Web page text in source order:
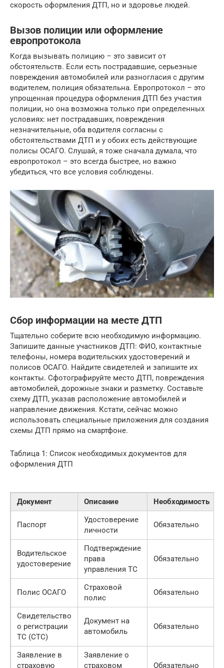
скорость оформления ДТП, но и здоровье людей.
Вызов полиции или оформление
европротокола
Когда вызывать полицию – это зависит от
обстоятельств. Если есть пострадавшие, серьезные
повреждения автомобилей или разногласия с другим
водителем, полиция обязательна. Европротокол – это
упрощенная процедура оформления ДТП без участия
полиции, но она возможна только при определенных
условиях: нет пострадавших, повреждения
незначительные, оба водителя согласны с
обстоятельствами ДТП и у обоих есть действующие
полисы ОСАГО. Слушай, я тоже сначала думала, что
европротокол – это всегда быстрее, но важно
убедиться, что все условия соблюдены.
Сбор информации на месте ДТП
Тщательно соберите всю необходимую информацию.
Запишите данные участников ДТП: ФИО, контактные
телефоны, номера водительских удостоверений и
полисов ОСАГО. Найдите свидетелей и запишите их
контакты. Сфотографируйте место ДТП, повреждения
автомобилей, дорожные знаки и разметку. Составьте
схему ДТП, указав расположение автомобилей и
направление движения. Кстати, сейчас можно
использовать специальные приложения для создания
схемы ДТП прямо на смартфоне.
Таблица 1: Список необходимых документов для
оформления ДТП
Документ Описание Необходимость
Паспорт
Удостоверение
личности
Обязательно
Водительское
удостоверение
Подтверждение
права
управления ТС
Обязательно
Полис ОСАГО
Страховой
полис
Обязательно
Свидетельство
о регистрации
ТС (СТС)
Документ на
автомобиль
Обязательно
Заявление в
страховую
Заявление о
страховом
Обязательно